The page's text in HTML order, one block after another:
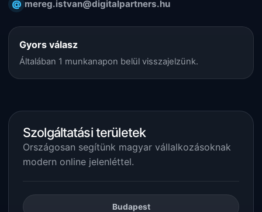
@ mereg.istvan@digitalpartners.hu
Gyors válasz
Általában 1 munkanapon belül visszajelzünk.
Szolgáltatási területek
Országosan segítünk magyar vállalkozásoknak
modern online jelenléttel.
Budapest